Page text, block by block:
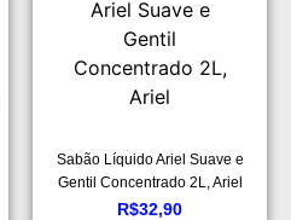
Sabão Líquido Ariel Suave e
Gentil Concentrado 2L, Ariel
R$32,90